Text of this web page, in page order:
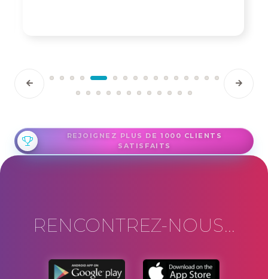
REJOIGNEZ PLUS DE 1000 CLIENTS
SATISFAITS
RENCONTREZ-NOUS...